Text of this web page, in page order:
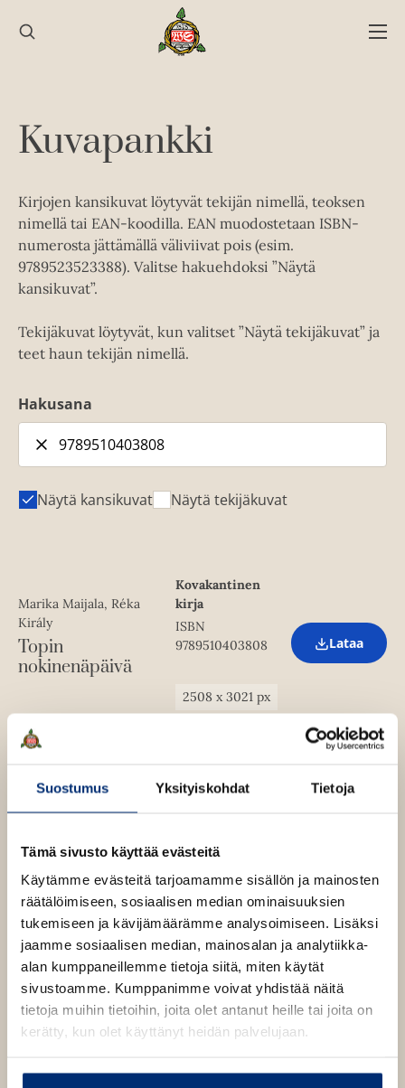
Suostumus Yksityiskohdat Tietoja
Tämä sivusto käyttää evästeitä
Käytämme evästeitä tarjoamamme sisällön ja mainosten
räätälöimiseen, sosiaalisen median ominaisuuksien
tukemiseen ja kävijämäärämme analysoimiseen. Lisäksi
jaamme sosiaalisen median, mainosalan ja analytiikka-
alan kumppaneillemme tietoja siitä, miten käytät
sivustoamme. Kumppanimme voivat yhdistää näitä
tietoja muihin tietoihin, joita olet antanut heille tai joita on
kerätty, kun olet käyttänyt heidän palvelujaan.
sisältöön
Kuvapankki
Kirjojen kansikuvat löytyvät tekijän nimellä, teoksen
nimellä tai EAN-koodilla. EAN muodostetaan ISBN-
numerosta jättämällä väliviivat pois (esim.
9789523523388). Valitse hakuehdoksi ”Näytä
kansikuvat”.
Tekijäkuvat löytyvät, kun valitset ”Näytä tekijäkuvat” ja
teet haun tekijän nimellä.
Hakusana
Näytä kansikuvat Näytä tekijäkuvat
Marika Maijala, Réka
Király
Topin
nokinenäpäivä
Kovakantinen
kirja
ISBN
9789510403808
2508 x3021 px
O
p
s
i
n
w
Lataa